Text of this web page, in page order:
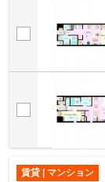
賃貸 | マンション